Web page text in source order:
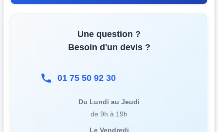
Une question ?
Besoin d'un devis ?
01 75 50 92 30
Du Lundi au Jeudi
de 9h à 19h
Le Vendredi